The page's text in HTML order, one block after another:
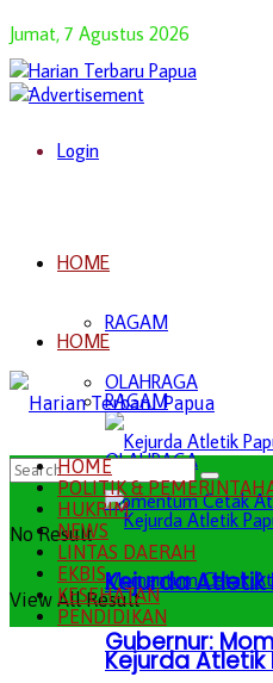
Jumat, 7 Agustus 2026
Login
HOME
RAGAM
OLAHRAGA
Kejurda Atletik
Gubernur:
HOME
RAGAM
OLAHRAGA
Kejurda Atletik
No Result
View All Result
HOME
POLITIK &
HUKRIM
NEWS
LINTAS DAERAH
EKBIS
KESEHATAN
PENDIDIKAN